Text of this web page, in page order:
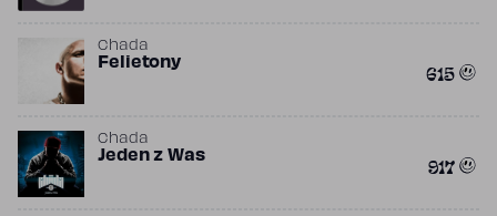
Chada
Felietony 615
Chada
Jeden z Was 917